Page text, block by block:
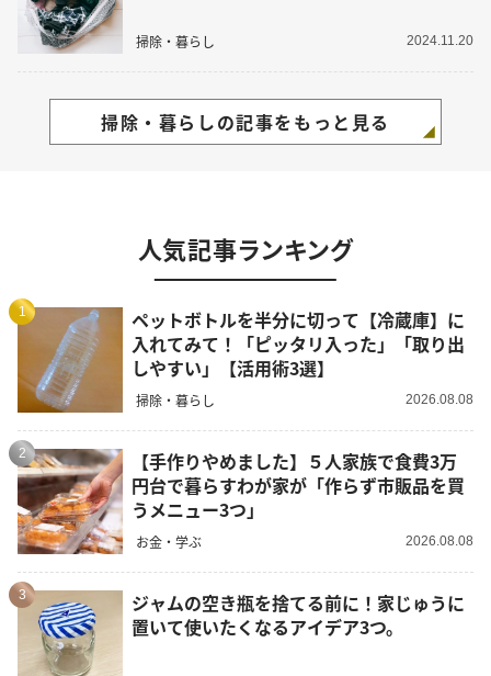
掃除・暮らし 2024.11.20
掃除・暮らしの記事をもっと見る
人気記事ランキング
1
ペットボトルを半分に切って【冷蔵庫】に
入れてみて！「ピッタリ入った」「取り出
しやすい」【活用術3選】
掃除・暮らし 2026.08.08
2
【手作りやめました】５人家族で食費3万
円台で暮らすわが家が「作らず市販品を買
うメニュー3つ」
お金・学ぶ 2026.08.08
3
ジャムの空き瓶を捨てる前に！家じゅうに
置いて使いたくなるアイデア3つ。